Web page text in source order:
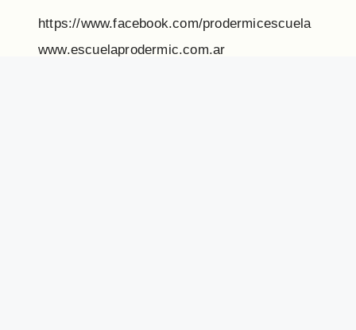
https://www.facebook.com/prodermicescuela
www.escuelaprodermic.com.ar